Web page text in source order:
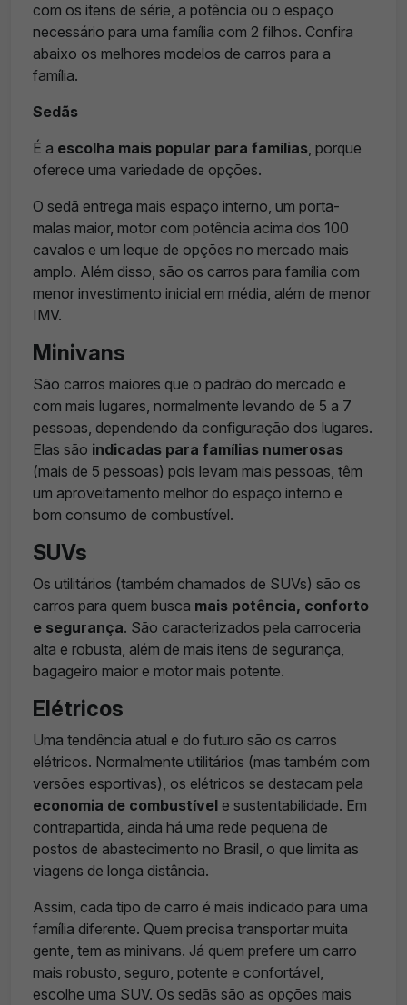
com os itens de série, a potência ou o espaço
necessário para uma família com 2 filhos. Confira
abaixo os melhores modelos de carros para a
família.
Sedãs
É a escolha mais popular para famílias, porque
oferece uma variedade de opções.
O sedã entrega mais espaço interno, um porta-
malas maior, motor com potência acima dos 100
cavalos e um leque de opções no mercado mais
amplo. Além disso, são os carros para família com
menor investimento inicial em média, além de menor
IMV.
Minivans
São carros maiores que o padrão do mercado e
com mais lugares, normalmente levando de 5 a 7
pessoas, dependendo da configuração dos lugares.
Elas são indicadas para famílias numerosas
(mais de 5 pessoas) pois levam mais pessoas, têm
um aproveitamento melhor do espaço interno e
bom consumo de combustível.
SUVs
Os utilitários (também chamados de SUVs) são os
carros para quem busca mais potência, conforto
e segurança. São caracterizados pela carroceria
alta e robusta, além de mais itens de segurança,
bagageiro maior e motor mais potente.
Elétricos
Uma tendência atual e do futuro são os carros
elétricos. Normalmente utilitários (mas também com
versões esportivas), os elétricos se destacam pela
economia de combustível e sustentabilidade. Em
contrapartida, ainda há uma rede pequena de
postos de abastecimento no Brasil, o que limita as
viagens de longa distância.
Assim, cada tipo de carro é mais indicado para uma
família diferente. Quem precisa transportar muita
gente, tem as minivans. Já quem prefere um carro
mais robusto, seguro, potente e confortável,
escolhe uma SUV. Os sedãs são as opções mais